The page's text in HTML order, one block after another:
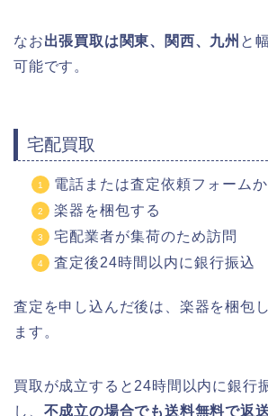
なお出張買取は関東、関西、九州 と
可能です。
宅配買取
電話または査定依頼フォーム
楽器を梱包する
宅配業者が集荷のため訪問
査定後24時間以内に銀行振込
査定を申し込んだ後は、楽器を梱包
ます。
買取が成立すると24時間以内に銀行
し、 不成立の場合でも送料無料で返